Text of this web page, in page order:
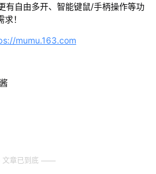
有自由多开、智能键鼠/手柄操作等功
！
mumu.163.com
文章已到底